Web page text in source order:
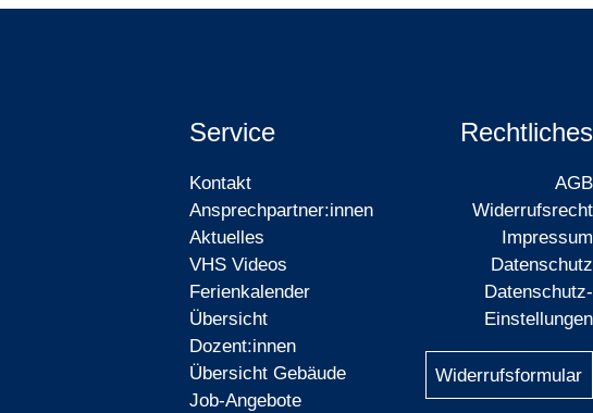
Service
Kontakt
Ansprechpartner:innen
Aktuelles
VHS Videos
Ferienkalender
Übersicht
Dozent:innen
Übersicht Gebäude
Job-Angebote
Rechtliches
AGB
Widerrufsrecht
Impressum
Datenschutz
Datenschutz-
Einstellungen
Widerrufsformular